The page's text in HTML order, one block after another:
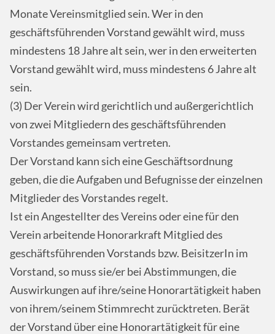
Monate Vereinsmitglied sein. Wer in den
geschäftsführenden Vorstand gewählt wird, muss
mindestens 18 Jahre alt sein, wer in den erweiterten
Vorstand gewählt wird, muss mindestens 6 Jahre alt
sein.
(3) Der Verein wird gerichtlich und außergerichtlich
von zwei Mitgliedern des geschäftsführenden
Vorstandes gemeinsam vertreten.
Der Vorstand kann sich eine Geschäftsordnung
geben, die die Aufgaben und Befugnisse der einzelnen
Mitglieder des Vorstandes regelt.
Ist ein Angestellter des Vereins oder eine für den
Verein arbeitende Honorarkraft Mitglied des
geschäftsführenden Vorstands bzw. BeisitzerIn im
Vorstand, so muss sie/er bei Abstimmungen, die
Auswirkungen auf ihre/seine Honorartätigkeit haben
von ihrem/seinem Stimmrecht zurücktreten. Berät
der Vorstand über eine Honorartätigkeit für eine